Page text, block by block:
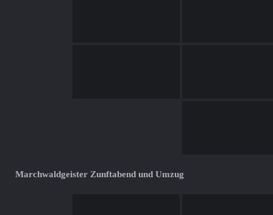
Marchwaldgeister Zunftabend und Umzug